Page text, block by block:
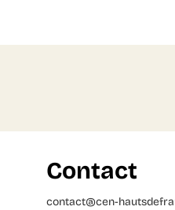
Contact
contact@cen-